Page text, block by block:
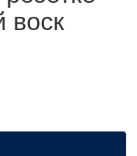
воск